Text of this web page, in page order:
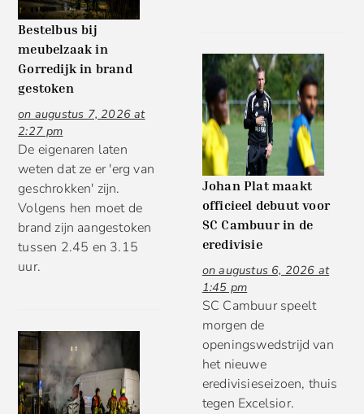
Bestelbus bij
meubelzaak in
Gorredijk in brand
gestoken
on augustus 7, 2026 at
2:27 pm
De eigenaren laten
weten dat ze er 'erg van
geschrokken' zijn.
Volgens hen moet de
brand zijn aangestoken
tussen 2.45 en 3.15
uur.
Johan Plat maakt
officieel debuut voor
SC Cambuur in de
eredivisie
on augustus 6, 2026 at
1:45 pm
SC Cambuur speelt
morgen de
openingswedstrijd van
het nieuwe
eredivisieseizoen, thuis
tegen Excelsior.